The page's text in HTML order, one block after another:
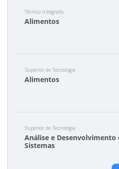
Orientações para Matrícula
Cadastro de interesse
Técnico Integrado
Alimentos
Superior de Tecnologia
Alimentos
Superior de Tecnologia
Análise e Desenvolvimento
Sistemas